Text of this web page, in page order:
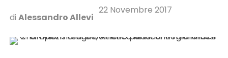
di Alessandro Allevi
22 Novembre 2017